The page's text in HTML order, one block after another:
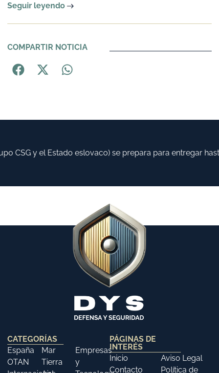
Seguir leyendo
COMPARTIR NOTICIA
CSG y el Estado eslovaco) se prepara para entregar
CATEGORÍAS
España
OTAN
Mar
Tierra
Empresas
y
PÁGINAS DE
INTERÉS
Inicio
Contacto
Aviso Legal
Política de